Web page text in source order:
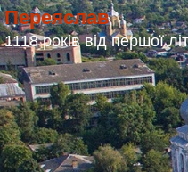
Переяслав
1118 років від першої